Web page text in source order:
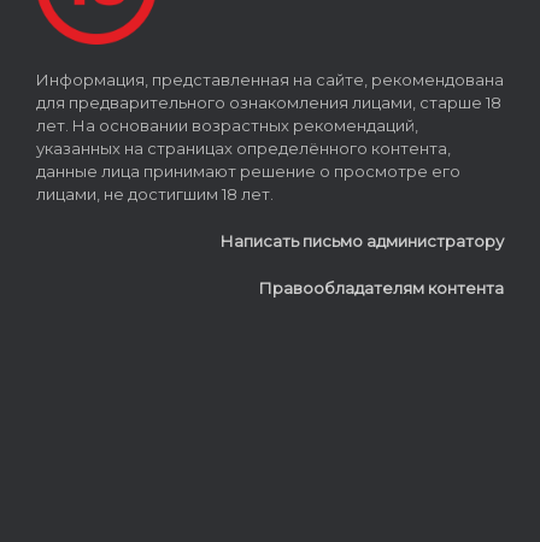
Информация, представленная на сайте, рекомендована
для предварительного ознакомления лицами, старше 18
лет. На основании возрастных рекомендаций,
указанных на страницах определённого контента,
данные лица принимают решение о просмотре его
лицами, не достигшим 18 лет.
Написать письмо администратору
Правообладателям контента